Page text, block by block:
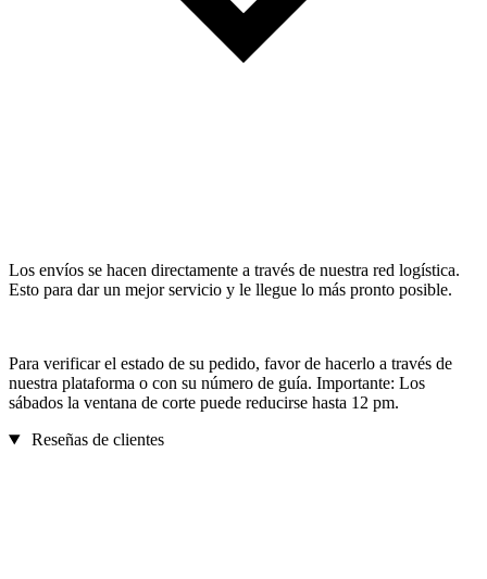
Los envíos se hacen directamente a través de nuestra red logística.
Esto para dar un mejor servicio y le llegue lo más pronto posible.
Para verificar el estado de su pedido, favor de hacerlo a través de
nuestra plataforma o con su número de guía. Importante: Los
sábados la ventana de corte puede reducirse hasta 12 pm.
Reseñas de clientes